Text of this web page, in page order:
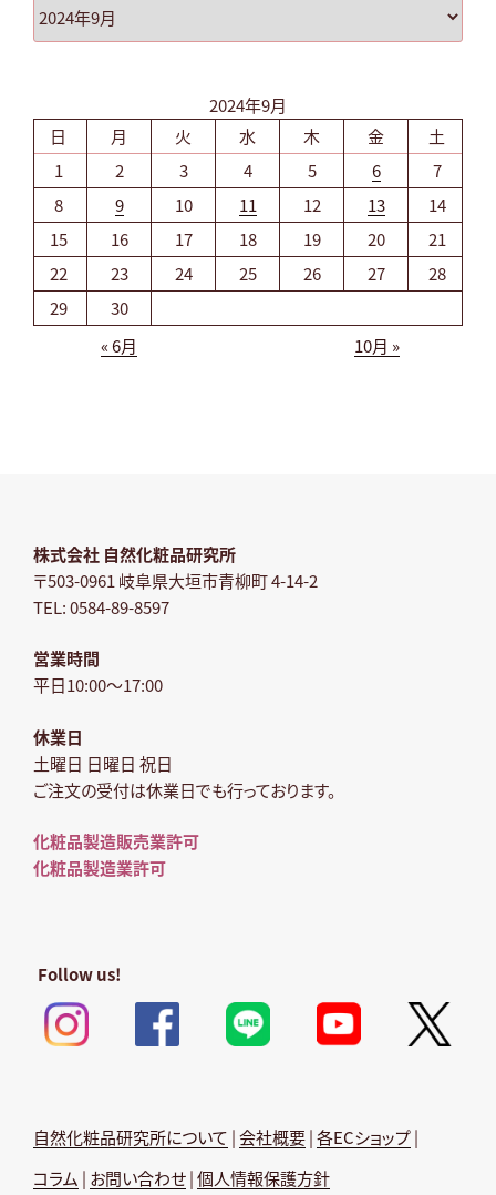
ー
2024年9月
日
月 火 水 木 金
土
1
2 3 4 5 6
7
8
9 10 11 12 13
14
15
16 17 18 19 20
21
22
23 24 25 26 27
28
29
30
« 6月
10月 »
株式会社 自然化粧品研究所
〒503-0961 岐阜県大垣市青柳町 4-14-2
TEL: 0584-89-8597
営業時間
平日10:00～17:00
休業日
土曜日 日曜日 祝日
ご注文の受付は休業日でも行っております。
化粧品製造販売業許可
化粧品製造業許可
Follow us!
自然化粧品研究所について |会社概要|各ECショップ|
コラム | お問い合わせ|個人情報保護方針